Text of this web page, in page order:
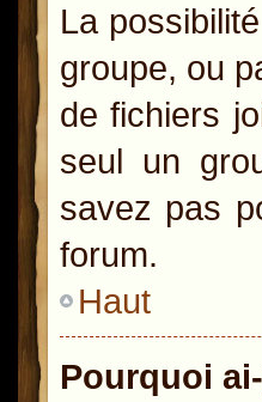
La
groupe, ou
de fichiers
seul un
savez pas
forum.
Haut
Pourquoi